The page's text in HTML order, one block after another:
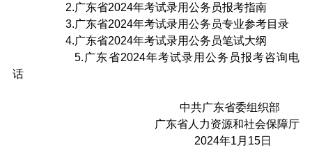
2.广东省2024年考试录用公务员报考指南
3.广东省2024年考试录用公务员专业参考目录
4.广东省2024年考试录用公务员笔试大纲
5.广东省2024年考试录用公务员报考咨询电
话
中共广东省委组织部
广东省人力资源和社会保障厅
2024年1月15日